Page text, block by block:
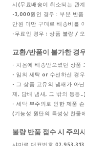
시(무료배송이 취소되는 관
-3,000원인 경우 : 부분 반
만원 미만 구매로 배송비를
-무료인 경우 : 상품 불량 /
교환/반품이 불가한 경
- 처음에 배송받으셨던 상품
- 임의 세탁 or 수선하신 경
- 그 상품 고유의 냄새가 아
제, 담배 냄새, 그 밖의 등등..)
- 세탁 부주의로 인한 제품
(기능성 원단의 특성상 찬물
불량 반품 접수 시 주의